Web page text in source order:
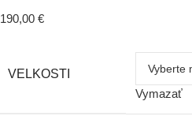
190,00 €
VELKOSTI
Vymazať